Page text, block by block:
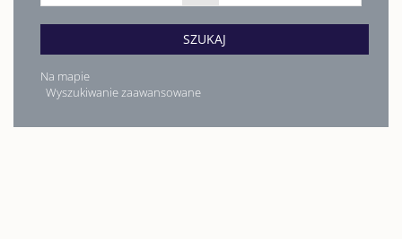
SZUKAJ
Na mapie
Wyszukiwanie zaawansowane